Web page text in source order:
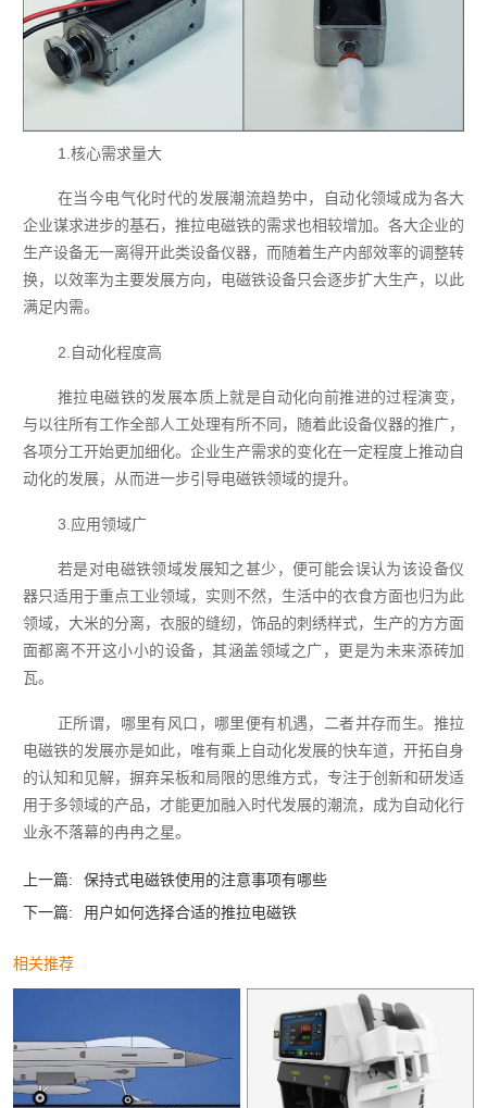
1.核心需求量大
在当今电气化时代的发展潮流趋势中，自动化领域成为各大
企业谋求进步的基石，推拉电磁铁的需求也相较增加。各大企业的
生产设备无一离得开此类设备仪器，而随着生产内部效率的调整转
换，以效率为主要发展方向，电磁铁设备只会逐步扩大生产，以此
满足内需。
2.自动化程度高
推拉电磁铁的发展本质上就是自动化向前推进的过程演变，
与以往所有工作全部人工处理有所不同，随着此设备仪器的推广，
各项分工开始更加细化。企业生产需求的变化在一定程度上推动自
动化的发展，从而进一步引导电磁铁领域的提升。
3.应用领域广
若是对电磁铁领域发展知之甚少，便可能会误认为该设备仪
器只适用于重点工业领域，实则不然，生活中的衣食方面也归为此
领域，大米的分离，衣服的缝纫，饰品的刺绣样式，生产的方方面
面都离不开这小小的设备，其涵盖领域之广，更是为未来添砖加
瓦。
正所谓，哪里有风口，哪里便有机遇，二者并存而生。推拉
电磁铁的发展亦是如此，唯有乘上自动化发展的快车道，开拓自身
的认知和见解，摒弃呆板和局限的思维方式，专注于创新和研发适
用于多领域的产品，才能更加融入时代发展的潮流，成为自动化行
业永不落幕的冉冉之星。
上一篇:
保持式电磁铁使用的注意事项有哪些
下一篇:
用户如何选择合适的推拉电磁铁
相关推荐